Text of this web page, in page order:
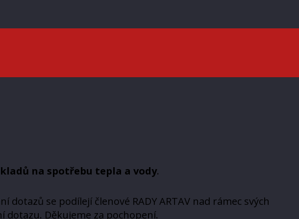
na spotřebu tepla a vody.
se podílejí členové RADY ARTAV nad rámec svých
dotazu. Děkujeme za pochopení.